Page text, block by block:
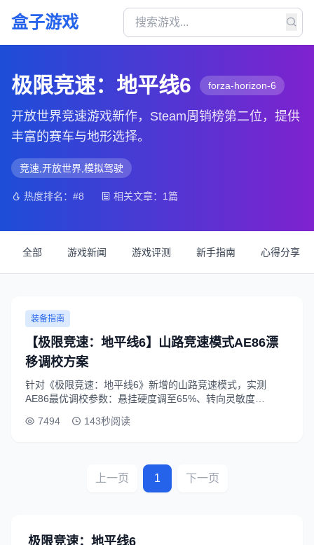
盒子游戏
极限竞速：地平线6 forza-horizon-6
开放世界竞速游戏新作，Steam周销榜第二位，提供
丰富的赛车与地形选择。
竞速,开放世界,模拟驾驶
热度排名：#8 相关文章：1篇
全部 游戏新闻 游戏评测 新手指南 心得分享
装备指南
【极限竞速：地平线6】山路竞速模式AE86漂
移调校方案
针对《极限竞速：地平线6》新增的山路竞速模式，实测
AE86最优调校参数：悬挂硬度调至65%、转向灵敏度
配秋名山风格山道场景。
7494 143秒阅读
上一页 1 下一页
极限竞速：地平线6